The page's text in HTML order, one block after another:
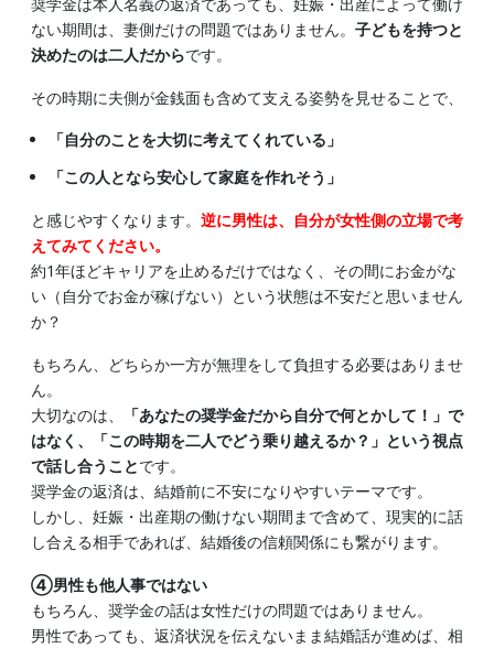
奨学金は本人名義の返済であっても、妊娠・出産によって働け
ない期間は、妻側だけの問題ではありません。 子どもを持つと
決めたのは二人だからです。
その時期に夫側が金銭面も含めて支える姿勢を見せることで、
「自分のことを大切に考えてくれている」
「この人となら安心して家庭を作れそう」
と感じやすくなります。 逆に男性は、自分が女性側の立場で考
えてみてください。
約1年ほどキャリアを止めるだけではなく、その間にお金がな
い（自分でお金が稼げない）という状態は不安だと思いません
か？
もちろん、どちらか一方が無理をして負担する必要はありませ
ん。
大切なのは、
「あなたの奨学金だから自分で何とかして！」で
はなく、「この時期を二人でどう乗り越えるか？」という視点
で話し合うことです。
奨学金の返済は、結婚前に不安になりやすいテーマです。
しかし、妊娠・出産期の働けない期間まで含めて、現実的に話
し合える相手であれば、結婚後の信頼関係にも繋がります。
④男性も他人事ではない
もちろん、奨学金の話は女性だけの問題ではありません。
男性であっても、返済状況を伝えないまま結婚話が進めば、相